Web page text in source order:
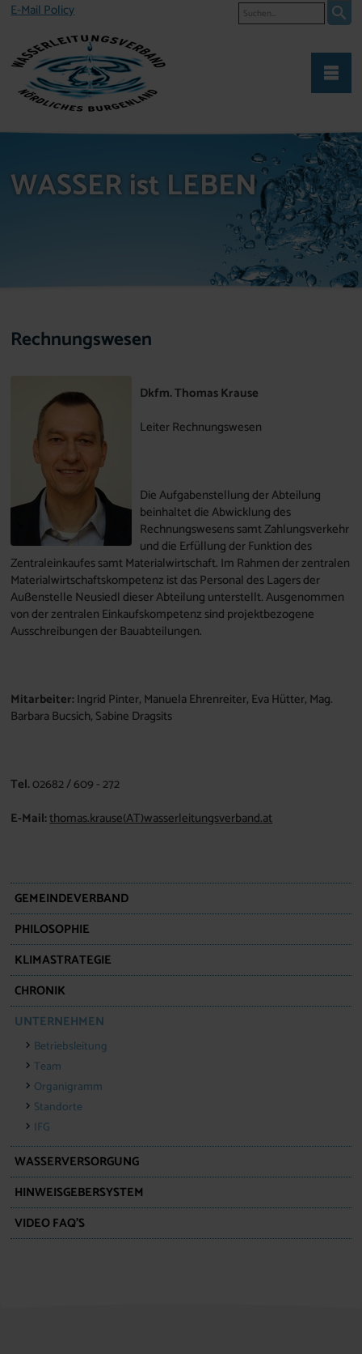
E-Mail Policy Suche
WASSER ist LEBEN
Rechnungswesen
Dkfm. Thomas Krause
Leiter Rechnungswesen
Die Aufgabenstellung der Abteilung
beinhaltet die Abwicklung des
Rechnungswesens samt Zahlungsverkehr
und die Erfüllung der Funktion des
Zentraleinkaufes samt Materialwirtschaft. Im Rahmen der zentralen
Materialwirtschaftskompetenz ist das Personal des Lagers der
Außenstelle Neusiedl dieser Abteilung unterstellt. Ausgenommen
von der zentralen Einkaufskompetenz sind projektbezogene
Ausschreibungen der Bauabteilungen.
Mitarbeiter:Ingrid Pinter, Manuela Ehrenreiter, Eva Hütter, Mag.
Barbara Bucsich, Sabine Dragsits
Tel.02682 / 609 - 272
E-Mail:thomas.krause(AT)wasserleitungsverband.at
GEMEINDEVERBAND
PHILOSOPHIE
KLIMASTRATEGIE
CHRONIK
UNTERNEHMEN
Betriebsleitung
Team
Organigramm
Standorte
IFG
WASSERVERSORGUNG
HINWEISGEBERSYSTEM
VIDEO FAQ’S